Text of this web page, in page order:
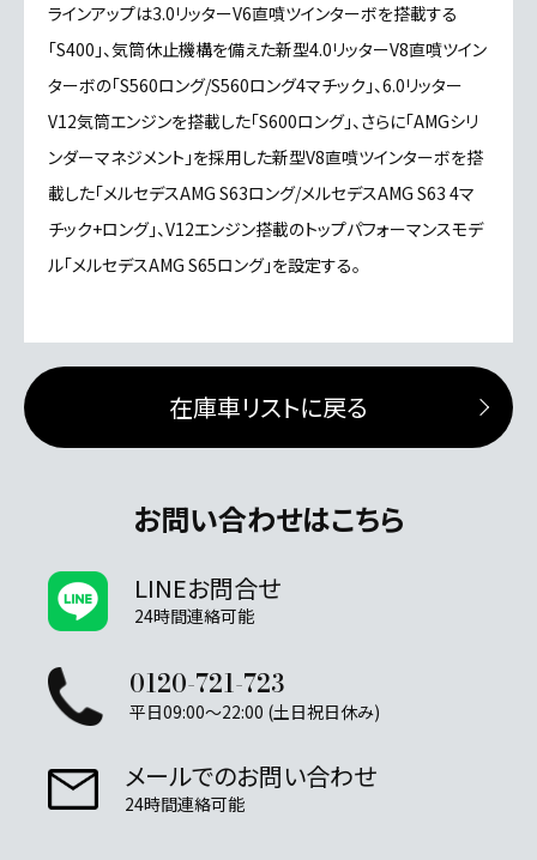
ラインアップは3.0リッターV6直噴ツインターボを搭載する
「S400」、気筒休止機構を備えた新型4.0リッターV8直噴ツイン
ターボの「S560ロング/S560ロング4マチック」、6.0リッター
V12気筒エンジンを搭載した「S600ロング」、さらに「AMGシリ
ンダーマネジメント」を採用した新型V8直噴ツインターボを搭
載した「メルセデスAMG S63ロング/メルセデスAMG S63 4マ
チック+ロング」、V12エンジン搭載のトップパフォーマンスモデ
ル「メルセデスAMG S65ロング」を設定する。
在庫車リストに戻る
お問い合わせはこちら
LINEお問合せ
24時間連絡可能
0120-721-723
平日09:00～22:00 (土日祝日休み)
メールでのお問い合わせ
24時間連絡可能